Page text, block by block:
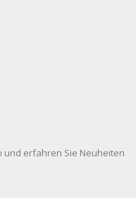
und erfahren Sie Neuheiten